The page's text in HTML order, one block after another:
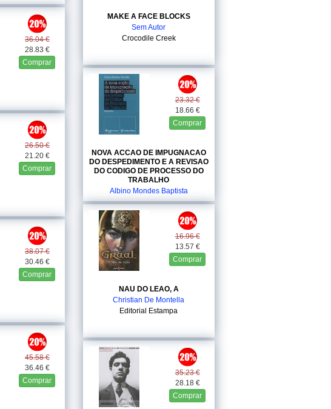
36.04 €
28.83 €
Comprar
26.50 €
21.20 €
Comprar
38.07 €
30.46 €
Comprar
45.58 €
36.46 €
Comprar
MAKE A FACE BLOCKS
Sem Autor
Crocodile Creek
23.32 €
18.66 €
Comprar
NOVA ACCAO DE IMPUGNACAO
DO DESPEDIMENTO E A REVISAO
DO CODIGO DE PROCESSO DO
TRABALHO
Albino Mondes Baptista
Coimbra
16.96 €
13.57 €
Comprar
NAU DO LEAO, A
Christian De Montella
Editorial Estampa
35.23 €
28.18 €
Comprar